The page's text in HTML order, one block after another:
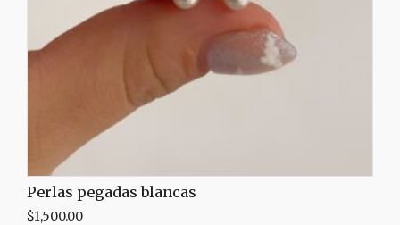
Perlas pegadas blancas
$1,500.00